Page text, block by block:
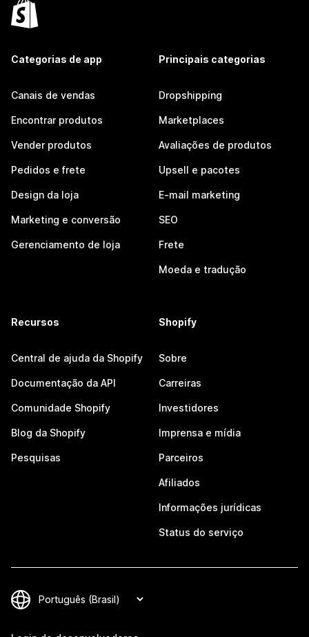
Categorias de app
Canais de vendas
Encontrar produtos
Vender produtos
Pedidos e frete
Design da loja
Marketing e conversão
Gerenciamento de loja
Principais categorias
Dropshipping
Marketplaces
Avaliações de produtos
Upsell e pacotes
E-mail marketing
SEO
Frete
Moeda e tradução
Recursos
Central de ajuda da Shopify
Documentação da API
Comunidade Shopify
Blog da Shopify
Pesquisas
Shopify
Sobre
Carreiras
Investidores
Imprensa e mídia
Parceiros
Afiliados
Informações jurídicas
Status do serviço